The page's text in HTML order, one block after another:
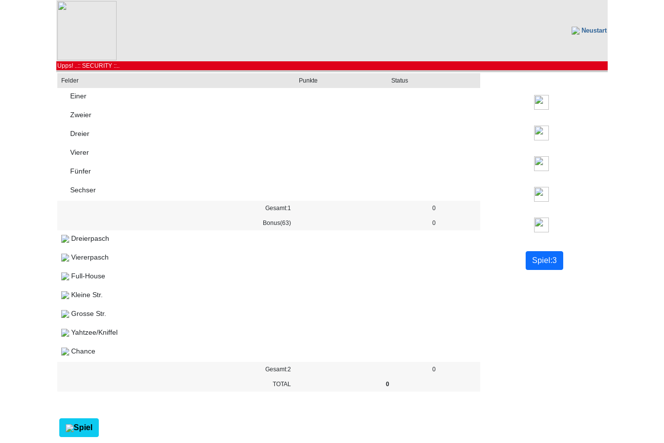
Neustart
Upps! ..:: SECURITY ::..
Felder Punkte Status
Einer
Zweier
Dreier
Vierer
Fünfer
Sechser
Gesamt:1 0
Bonus(63) 0
Dreierpasch
Viererpasch
Full-House
Kleine Str.
Grosse Str.
Yahtzee/Kniffel
Chance
Gesamt:2 0
TOTAL 0
Spiel